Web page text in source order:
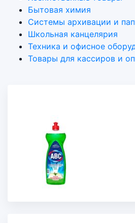
Бытовая химия
Системы архивации и
Школьная канцелярия
Техника и офисное
Товары для кассиров и